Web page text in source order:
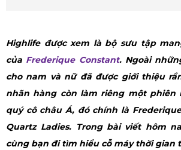
Highlife được xem là bộ sưu tập
của Frederique Constant. Ngoài
cho nam và nữ đã được giới thiệu
nhãn hàng còn làm riêng một phiên
quý cô châu Á, đó chính là
Quartz Ladies. Trong bài viết hôm
cùng bạn đi tìm hiểu cỗ máy thời gian